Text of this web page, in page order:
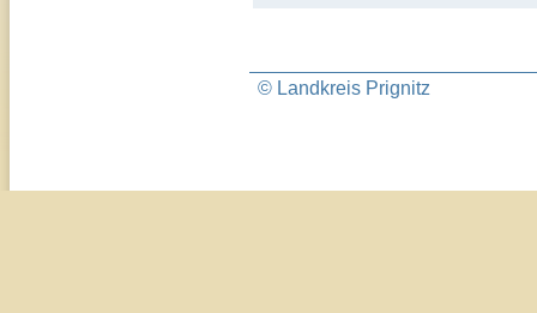
© Landkreis Prignitz